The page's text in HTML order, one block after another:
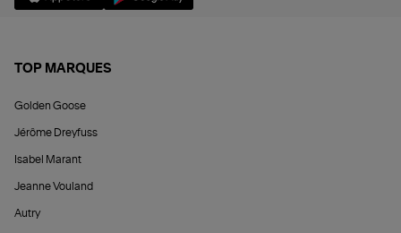
TOP MARQUES
Golden Goose
Jérôme Dreyfuss
Isabel Marant
Jeanne Vouland
Autry